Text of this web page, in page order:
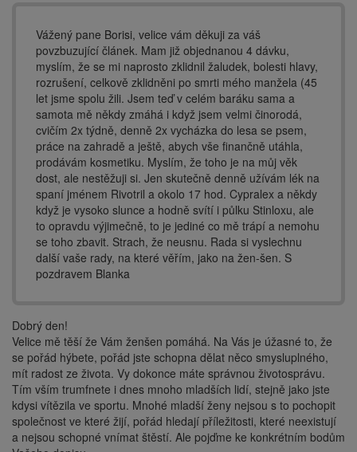
Vážený pane Borisi, velice vám děkuji za váš
povzbuzující článek. Mam již objednanou 4 dávku,
myslím, že se mi naprosto zklidnil žaludek, bolesti hlavy,
rozrušení, celkově zklidněni po smrti mého manžela (45
let jsme spolu žili. Jsem teď v celém baráku sama a
samota mě někdy zmáhá i když jsem velmi činorodá,
cvičím 2x týdně, denně 2x vycházka do lesa se psem,
práce na zahradě a ještě, abych vše finančně utáhla,
prodávám kosmetiku. Myslím, že toho je na můj věk
dost, ale nestěžuji si. Jen skutečně denně užívám lék na
spaní jménem Rivotril a okolo 17 hod. Cypralex a někdy
když je vysoko slunce a hodně svítí i půlku Stinloxu, ale
to opravdu výjimečně, to je jediné co mě trápí a nemohu
se toho zbavit. Strach, že neusnu. Rada si vyslechnu
další vaše rady, na které věřím, jako na žen-šen. S
pozdravem Blanka
Dobrý den!
Velice mě těší že Vám ženšen pomáhá. Na Vás je úžasné to, že
se pořád hýbete, pořád jste schopna dělat něco smysluplného,
mít radost ze života. Vy dokonce máte správnou životosprávu.
Tím vším trumfnete i dnes mnoho mladších lidí, stejně jako jste
kdysi vítězila ve sportu. Mnohé mladší ženy nejsou s to pochopit
společnost ve které žijí, pořád hledají příležitosti, které neexistují
a nejsou schopné vnímat štěstí. Ale pojďme ke konkrétním bodům